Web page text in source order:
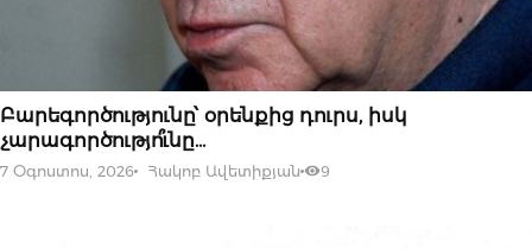
07 ՕԳՈՍՏՈՍԻ, 2026
Բարեգործությունը՝ օրենքից դուրս, իսկ
չարագործությո՞ւնը…
7 Օգոստոս, 2026 Հակոբ Ավետիքյան 9